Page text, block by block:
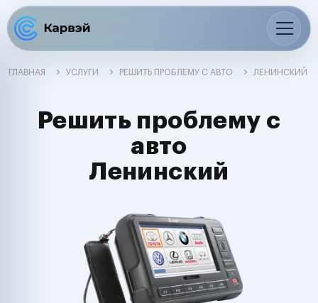
ГЛАВНАЯ УСЛУГИ РЕШИТЬ ПРОБЛЕМУ С АВТО ЛЕНИНСКИЙ
Решить проблему с
авто
Ленинский